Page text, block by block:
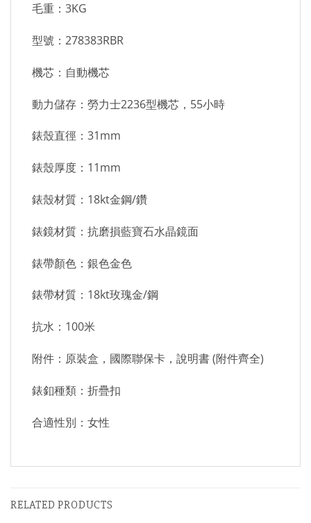
毛重：3KG
型號：278383RBR
機芯：自動機芯
動力儲存：勞力士2236型機芯，55小時
錶殼直徑：31mm
錶殼厚度：11mm
錶殼材質：18kt金鋼/鑽
錶鏡材質：抗磨損藍寶石水晶鏡面
錶帶顏色：銀色金色
錶帶材質：18kt玫瑰金/鋼
抗水：100米
附件：原裝盒，國際聯保卡，說明書 (附件齊全)
錶釦種類：折疊扣
合適性別：女性
RELATED PRODUCTS